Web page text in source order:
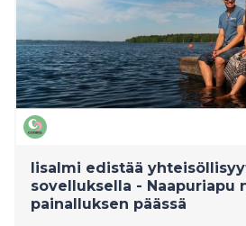
Iisalmi edistää
sovelluksella - Naapuriapu
painalluksen päässä